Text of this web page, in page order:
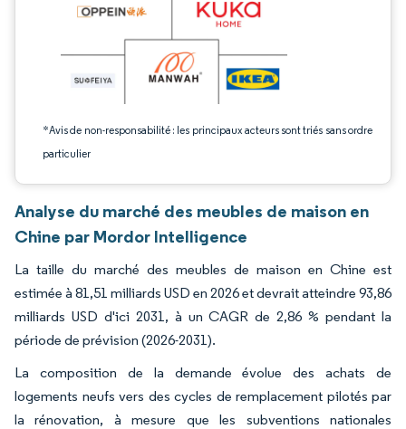
*Avis de non-responsabilité : les principaux acteurs sont triés sans ordre
particulier
Analyse du marché des meubles de maison en
Chine par Mordor Intelligence
La taille du marché des meubles de maison en Chine est
estimée à 81,51 milliards USD en 2026 et devrait atteindre 93,86
milliards USD d'ici 2031, à un CAGR de 2,86 % pendant la
période de prévision (2026-2031).
La composition de la demande évolue des achats de
logements neufs vers des cycles de remplacement pilotés par
la rénovation, à mesure que les subventions nationales